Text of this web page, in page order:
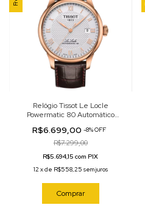
Relógio Tissot Le Locle
Powermatic 80 Automático
T006.407.36.033.00
R$6.699,00-8%OFF
R$7.299,00
R$5.694,15 com PIX
12 xde R$558,25 sem juros
Comprar